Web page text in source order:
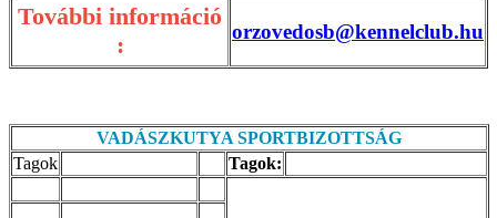
További információ
:
orzovedosb@kennelclub.hu
VADÁSZKUTYA SPORTBIZOTTSÁG
Tagok
Tagok: